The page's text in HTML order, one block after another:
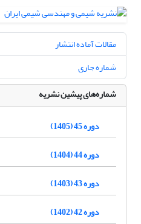
مقالات آماده انتشار
شماره جاری
شماره‌های پیشین نشریه
دوره 45 (1405)
دوره 44 (1404)
دوره 43 (1403)
دوره 42 (1402)